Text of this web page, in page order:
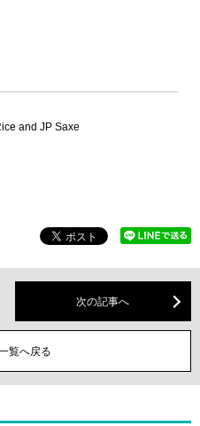
and JP Saxe
次の記事へ
覧へ戻る